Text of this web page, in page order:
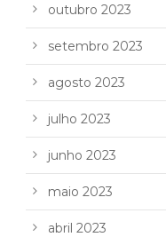
outubro 2023
setembro 2023
agosto 2023
julho 2023
junho 2023
maio 2023
abril 2023